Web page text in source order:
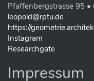
G
r
ß
e
…
Pfaffenbergstrasse 95 •
leopold@rptu.de
https://
Instagram
Researchgate
Impressum